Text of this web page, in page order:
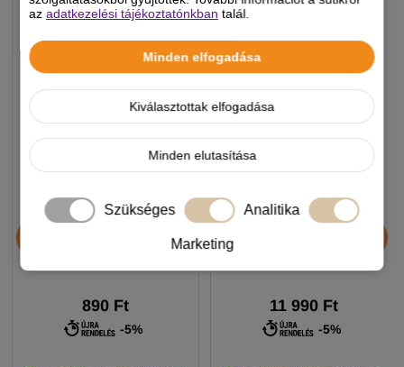
azadatkezelési tájékoztatónkban talál.
Minden elfogadása
Kiválasztottak elfogadása
Minden elutasítása
Szükséges Analitika
Marketing
Chicopee HNL Protein Bar
890 Ft
-5%
JosiDog Economy
11 990 Ft
-5%